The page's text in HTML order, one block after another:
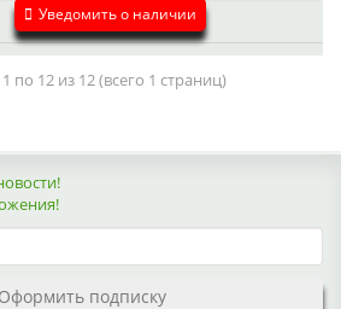
Уведомить о наличии
по 12 из 12 (всего 1 страниц)
Оформить подписку